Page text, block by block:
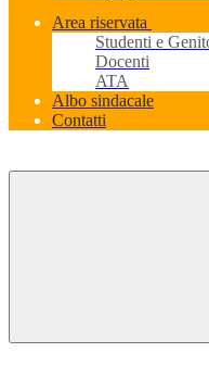
Area riservata
Studenti e
Docenti
ATA
Albo sindacale
Contatti